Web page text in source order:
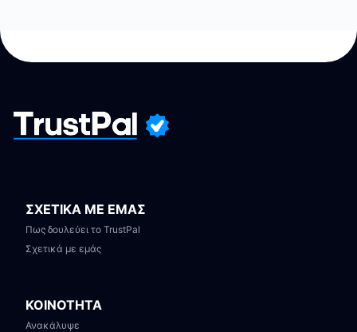
ΣΧΕΤΙΚΑ ΜΕ ΕΜΑΣ
Πως δουλεύει το TrustPal
Σχετικά με εμάς
ΚΟΙΝΟΤΗΤΑ
Ανακάλυψε